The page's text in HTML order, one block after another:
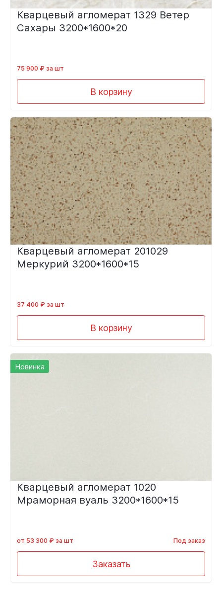
Кварцевый агломерат 1329 Ветер
Сахары 3200*1600*20
75 900 ₽ за шт
В корзину
Кварцевый агломерат 201029
Меркурий 3200*1600*15
37 400 ₽ за шт
В корзину
Новинка
Кварцевый агломерат 1020
Мраморная вуаль 3200*1600*15
от 53 300 ₽ за шт Под заказ
Заказать